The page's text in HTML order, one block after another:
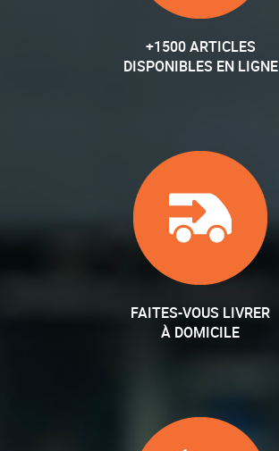
+1500 ARTICLES
DISPONIBLES EN LIGNE
FAITES-VOUS LIVRER
À DOMICILE